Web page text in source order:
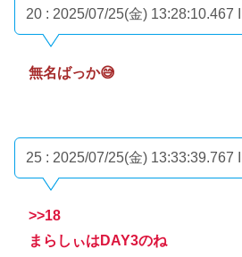
20 : 2025/07/25(金) 13:28:10.467
無名ばっか😅
25 : 2025/07/25(金) 13:33:39.767
>>18
まらしぃはDAY3のね